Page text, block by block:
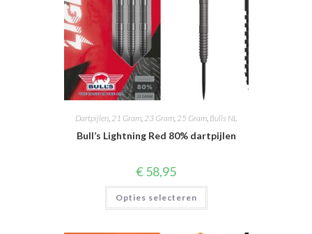
Dartpijlen,21 Gram,23 Gram,25 Gram, Bulls NL
Bull’s Lightning Red 80% dartpijlen
€58,95
Opties selecteren
Dit
heeft